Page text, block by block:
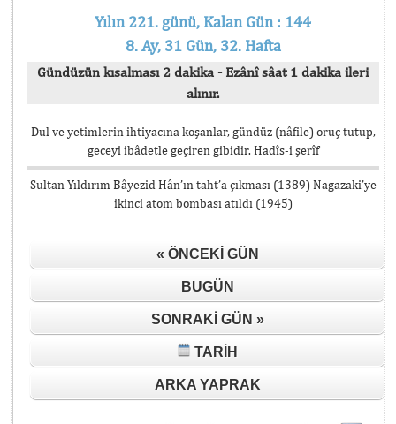
Yılın 221. günü, Kalan Gün : 144
8. Ay, 31 Gün, 32. Hafta
Gündüzün kısalması 2 dakika - Ezânî sâat 1 dakika ileri
alınır.
Dul ve yetimlerin ihtiyacına koşanlar, gündüz (nâfile) oruç tutup,
geceyi ibâdetle geçiren gibidir. Hadîs-i şerîf
Sultan Yıldırım Bâyezid Hân’ın taht’a çıkması (1389) Nagazaki’ye
ikinci atom bombası atıldı (1945)
« ÖNCEKI GÜN
BUGÜN
SONRAKI GÜN »
TARIH
ARKA YAPRAK